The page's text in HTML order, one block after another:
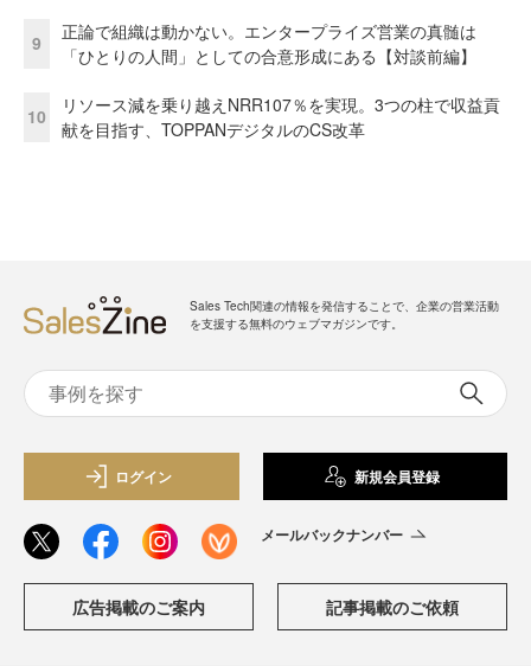
9
正論で組織は動かない。エンタープライズ営業の真髄は
「ひとりの人間」としての合意形成にある【対談前編】
10
リソース減を乗り越えNRR107％を実現。3つの柱で収益貢
献を目指す、TOPPANデジタルのCS改革
Sales Tech関連の情報を発信することで、企業の営業活動
を支援する無料のウェブマガジンです。
ログイン 新規会員登録
メールバックナンバー
広告掲載のご案内 記事掲載のご依頼